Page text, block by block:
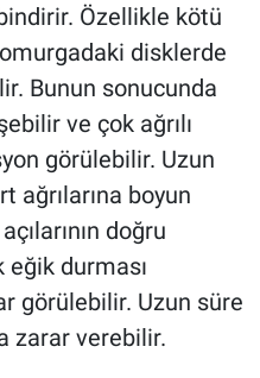
Özellikle kötü
disklerde
Bunun sonucunda
ve çok ağrılı
görülebilir. Uzun
ağrılarına boyun
doğru
eğik durması
görülebilir. Uzun süre
zarar verebilir.